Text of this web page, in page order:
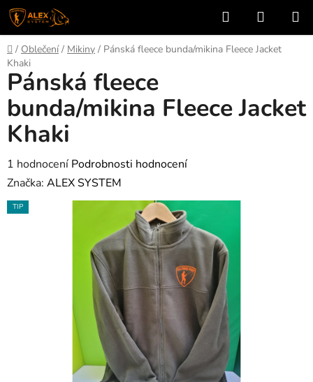
Přejít
na
obsah
Hledat
KOŠÍK
Domů
/ Oblečení / Mikiny / Pánská fleece bunda/mikina Fleece Jacket
Khaki
Pánská fleece
bunda/mikina Fleece Jacket
Khaki
Průměrné
hodnocení
produktu
1 hodnocení Podrobnosti hodnocení
Značka: ALEX SYSTEM
TIP